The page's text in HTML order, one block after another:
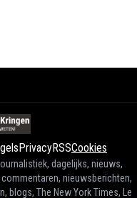
PrivacyRSSCookies
dagelijks, nieuws,
nieuwsberichten,
blogs, The New York Times, Le